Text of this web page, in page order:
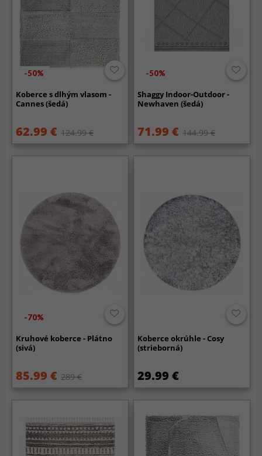
-50%
Koberce s dlhým vlasom -
Cannes (šedá)
62.99 € 124.99 €
-50%
Shaggy Indoor-Outdoor -
Newhaven (šedá)
71.99 € 144.99 €
-70%
Kruhové koberce - Plátno
(sivá)
85.99 € 289 €
Koberce okrúhle - Cosy
(strieborná)
29.99 €